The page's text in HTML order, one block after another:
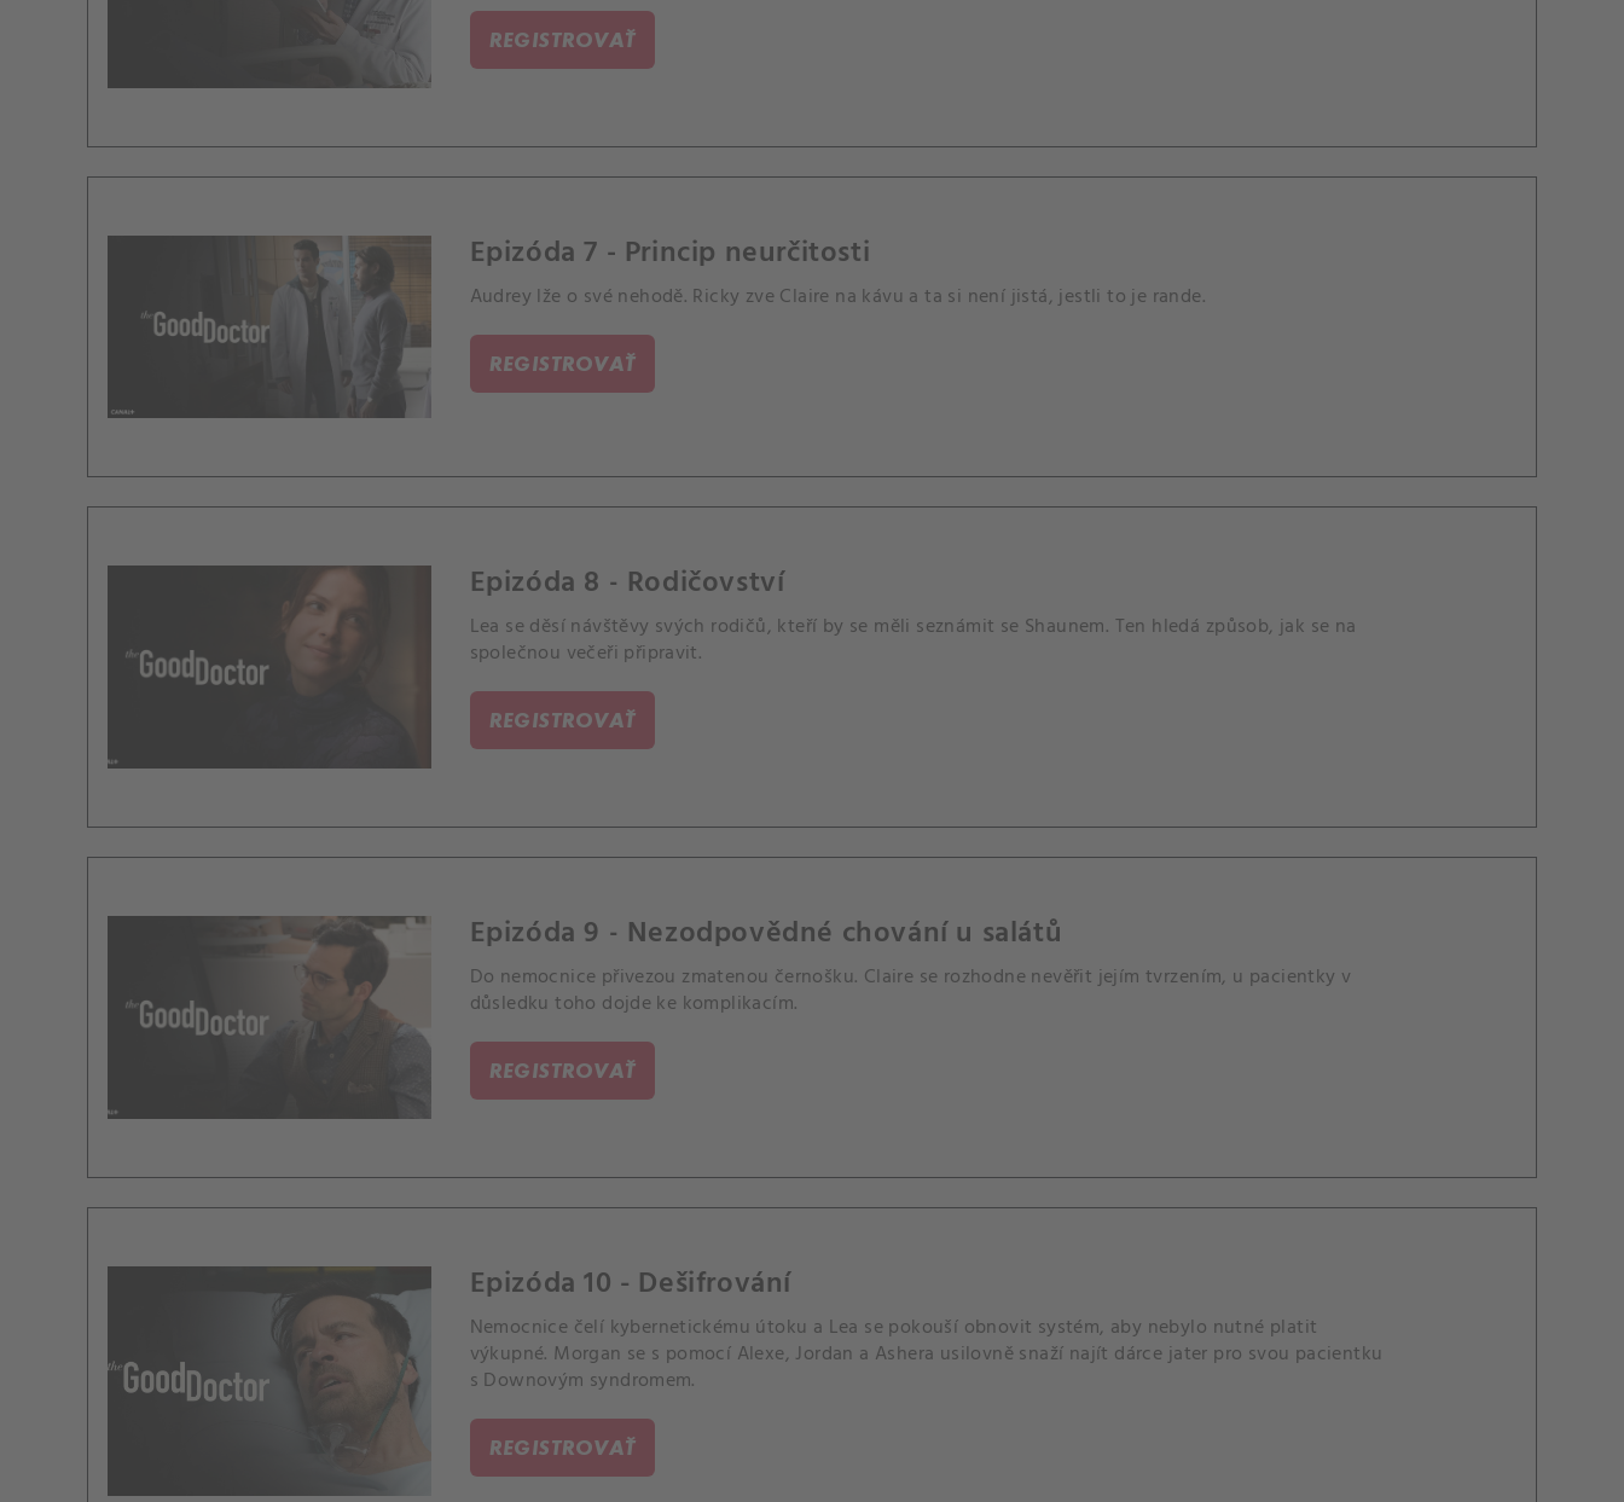
REGISTROVAŤ
Epizóda 7 - Princip neurčitosti
Audrey lže o své nehodě. Ricky zve Claire na kávu a ta si není jistá, jestli to je rande.
REGISTROVAŤ
Epizóda 8 - Rodičovství
Lea se děsí návštěvy svých rodičů, kteří by se měli seznámit se Shaunem. Ten hledá způsob, jak se na
společnou večeři připravit.
REGISTROVAŤ
Epizóda 9 - Nezodpovědné chování u salátů
Do nemocnice přivezou zmatenou černošku. Claire se rozhodne nevěřit jejím tvrzením, u pacientky v
důsledku toho dojde ke komplikacím.
REGISTROVAŤ
Epizóda 10 - Dešifrování
Nemocnice čelí kybernetickému útoku a Lea se pokouší obnovit systém, aby nebylo nutné platit
výkupné. Morgan se s pomocí Alexe, Jordan a Ashera usilovně snaží najít dárce jater pro svou pacientku
s Downovým syndromem.
REGISTROVAŤ